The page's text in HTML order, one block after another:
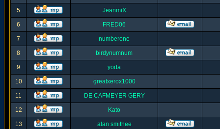
5 JeanmiX
6 FRED06
7 numberone
8 birdynumnum
9 yoda
10 greatxerox1000
11 DE CAFMEYER GERY
12 Kato
13 alan smithee